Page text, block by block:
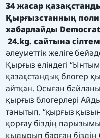
34 жасар
Қырғызстанның
хабарлайды
24.kg. сайтына
әлеуметтік желіге
Қырғыз еліндегі
қазақстандық блогер
айтқан. Осыған
қырғыз блогерлері
танытып, “қырғыз
қорғау біздің
қыдырып барған біздің